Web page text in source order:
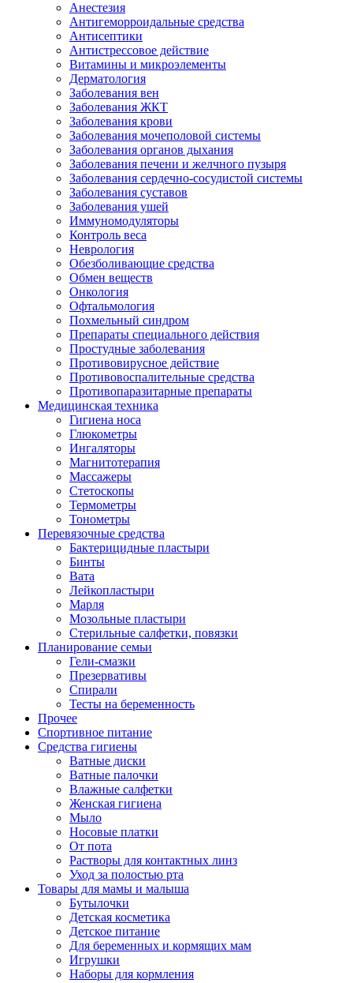
Анестезия
Антигеморроидальные средства
Антисептики
Антистрессовое действие
Витамины и микроэлементы
Дерматология
Заболевания вен
Заболевания ЖКТ
Заболевания крови
Заболевания мочеполовой системы
Заболевания органов дыхания
Заболевания печени и желчного пузыря
Заболевания сердечно-сосудистой системы
Заболевания суставов
Заболевания ушей
Иммуномодуляторы
Контроль веса
Неврология
Обезболивающие средства
Обмен веществ
Онкология
Офтальмология
Похмельный синдром
Препараты специального действия
Простудные заболевания
Противовирусное действие
Противовоспалительные средства
Противопаразитарные препараты
Медицинская техника
Гигиена носа
Глюкометры
Ингаляторы
Магнитотерапия
Массажеры
Стетоскопы
Термометры
Тонометры
Перевязочные средства
Бактерицидные пластыри
Бинты
Вата
Лейкопластыри
Марля
Мозольные пластыри
Стерильные салфетки, повязки
Планирование семьи
Гели-смазки
Презервативы
Спирали
Тесты на беременность
Прочее
Спортивное питание
Средства гигиены
Ватные диски
Ватные палочки
Влажные салфетки
Женская гигиена
Мыло
Носовые платки
От пота
Растворы для контактных линз
Уход за полостью рта
Товары для мамы и малыша
Бутылочки
Детская косметика
Детское питание
Для беременных и кормящих мам
Игрушки
Наборы для кормления